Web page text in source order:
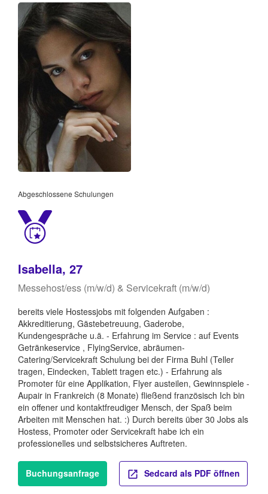
Abgeschlossene Schulungen
Isabella, 27
Messehost/ess (m/w/d) & Servicekraft (m/w/d)
bereits viele Hostessjobs mit folgenden Aufgaben :
Akkreditierung, Gästebetreuung, Gaderobe,
Kundengespräche u.ä. - Erfahrung im Service : auf Events
Getränkeservice , FlyingService, abräumen-
Catering/Servicekraft Schulung bei der Firma Buhl (Teller
tragen, Eindecken, Tablett tragen etc.) - Erfahrung als
Promoter für eine Applikation, Flyer austeilen, Gewinnspiele -
Aupair in Frankreich (8 Monate) fließend französisch Ich bin
ein offener und kontaktfreudiger Mensch, der Spaß beim
Arbeiten mit Menschen hat. :) Durch bereits über 30 Jobs als
Hostess, Promoter oder Servicekraft habe ich ein
professionelles und selbstsicheres Auftreten.
Buchungsanfrage Sedcard als PDF öffnen